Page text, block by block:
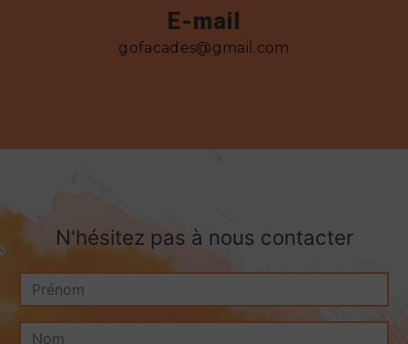
E-mail
gofacades@gmail.com
N'hésitez pas à nous contacter